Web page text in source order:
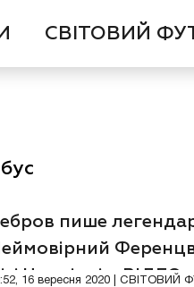
СВІТОВИЙ
пише
Чемпіонів. ВІДЕО
16 вересня 2020 | СВІТОВИЙ